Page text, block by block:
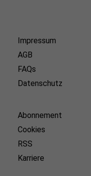
Impressum
AGB
FAQs
Datenschutz
Abonnement
Cookies
RSS
Karriere